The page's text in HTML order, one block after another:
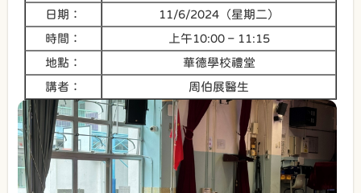
日期：
11/6/2024（星期二）
時間：
上午10:00 – 11:15
地點：
華德學校禮堂
講者：
周伯展醫生